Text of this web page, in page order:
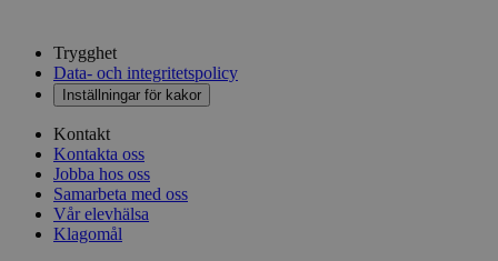
Trygghet
Data- och integritetspolicy
Inställningar för kakor
Kontakt
Kontakta oss
Jobba hos oss
Samarbeta med oss
Vår elevhälsa
Klagomål